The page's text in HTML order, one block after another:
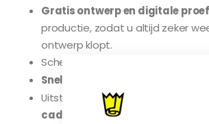
Gratis ontwerp en digitale
productie, zodat u altijd zeker
ontwerp klopt.
Scherpe
Snelle levering
door heel
Uitstekend geschikt voor
cadeau's